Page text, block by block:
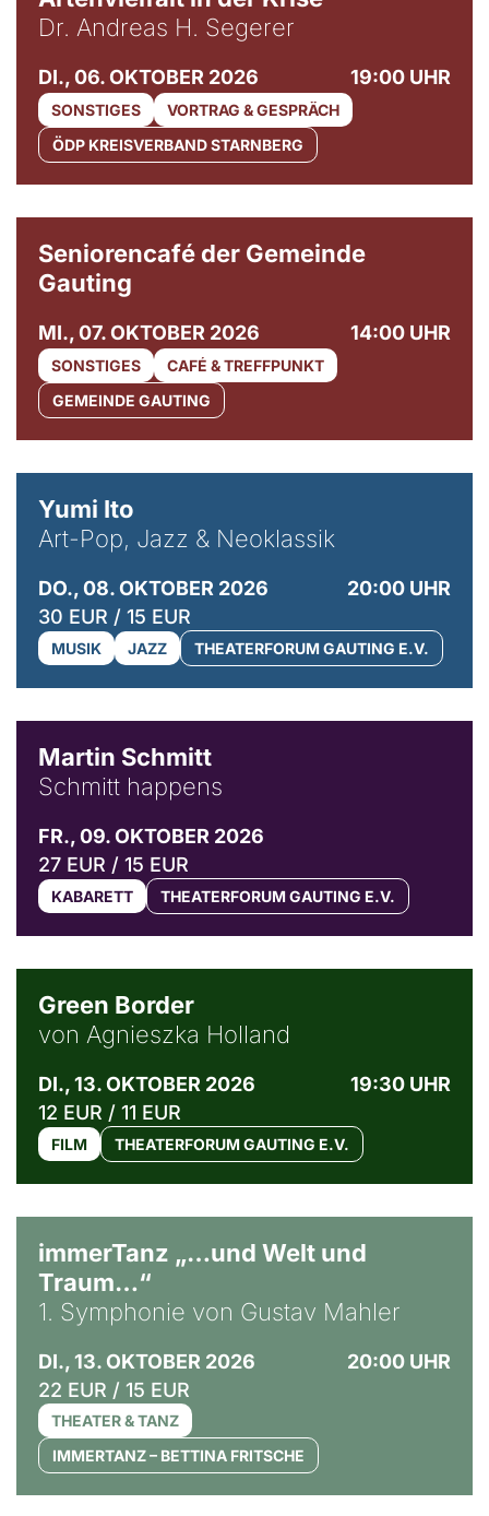
Dr. Andreas H. Segerer
DI., 06. OKTOBER 2026 19:00 UHR
SONSTIGES
VORTRAG & GESPRÄCH
ÖDP KREISVERBAND STARNBERG
Seniorencafé der Gemeinde
Gauting
MI., 07. OKTOBER 2026 14:00 UHR
SONSTIGES
CAFÉ & TREFFPUNKT
GEMEINDE GAUTING
Yumi Ito
Art-Pop, Jazz & Neoklassik
DO., 08. OKTOBER 2026
20:00 UHR
30 EUR / 15 EUR
MUSIK JAZZ THEATERFORUM GAUTING E.V.
Martin Schmitt
Schmitt happens
FR., 09. OKTOBER 2026
27 EUR / 15 EUR
KABARETT THEATERFORUM GAUTING E.V.
Green Border
von Agnieszka Holland
DI., 13. OKTOBER 2026
19:30 UHR
12 EUR / 11 EUR
FILM THEATERFORUM GAUTING E.V.
immerTanz „…und Welt und
Traum…“
1. Symphonie von Gustav Mahler
DI., 13. OKTOBER 2026
20:00 UHR
22 EUR / 15 EUR
THEATER & TANZ
IMMERTANZ – BETTINA FRITSCHE